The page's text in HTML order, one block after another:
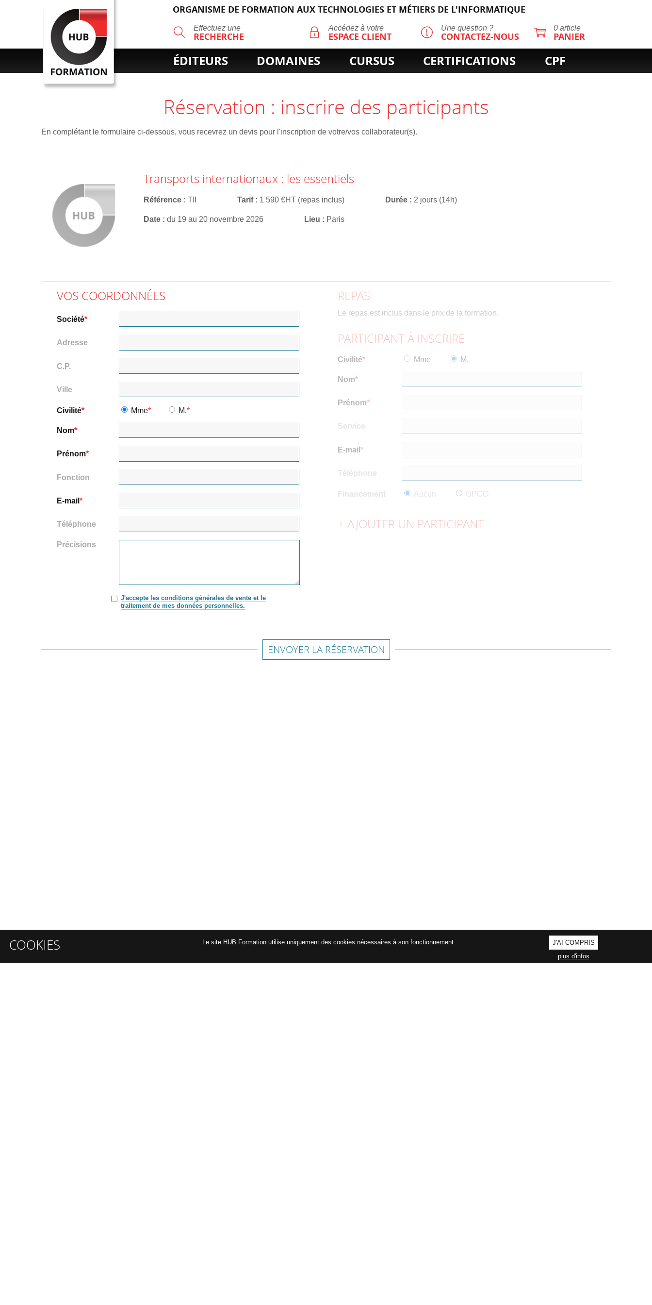
ORGANISME DE FORMATION AUX TECHNOLOGIES ET MÉTIERS DE L'INFORMATIQUE
Effectuez une
RECHERCHE
RECHERCHE Accédez à votre
ESPACE CLIENT
Une question ?
CONTACTEZ-NOUS
0 article
PANIER
ÉDITEURS DOMAINES CURSUS CERTIFICATIONS CPF
Réservation : inscrire des participants
En complétant le formulaire ci-dessous, vous recevrez un devis pour l'inscription de votre/vos collaborateur(s).
Transports internationaux : les essentiels
Référence TII Tarif 1 590 €HT (repas inclus) Durée 2 jours (14h)
Date du 19 au 20 novembre 2026 Lieu Paris
VOS COORDONNÉES
Société
Adresse
C.P.
Ville
Civilité Mme M.
Nom
Prénom
Fonction
E-mail
Téléphone
Précisions
J'accepte les conditions générales de vente et le
traitement de mes données personnelles.
REPAS
Le repas est inclus dans le prix de la formation.
PARTICIPANT À INSCRIRE
Civilité Mme M.
Nom
Prénom
Service
E-mail
Téléphone
Financement Aucun OPCO
AJOUTER UN PARTICIPANT
ENVOYER LA RÉSERVATION
COOKIES Le site HUB Formation utilise uniquement des cookies nécessaires à son fonctionnement.
J'AI COMPRIS
plus d'infos